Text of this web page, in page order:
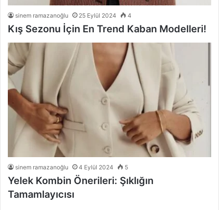
sinem ramazanoğlu 25 Eylül 2024 4
Kış Sezonu İçin En Trend Kaban Modelleri!
sinem ramazanoğlu 4 Eylül 2024 5
Yelek Kombin Önerileri: Şıklığın
Tamamlayıcısı